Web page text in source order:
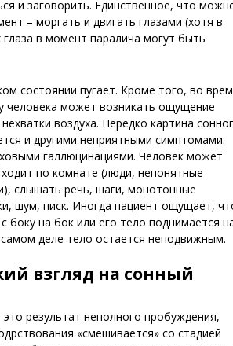
и заговорить. Единственное, что
– моргать и двигать глазами (хотя в
глаза в момент паралича могут быть
состоянии пугает. Кроме того, во
человека может возникать ощущение
воздуха. Нередко картина
и другими неприятными симптомами:
галлюцинациями. Человек может
по комнате (люди, непонятные
слышать речь, шаги, монотонные
шум, писк. Иногда пациент ощущает,
боку на бок или его тело поднимается
деле тело остается неподвижным.
взгляд на сонный
результат неполного пробуждения,
«смешивается» со стадией